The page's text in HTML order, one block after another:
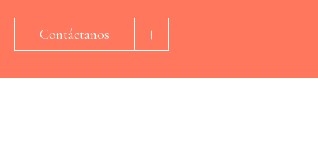
Contáctanos